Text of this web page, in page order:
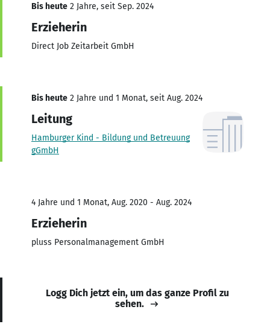
Bis heute 2 Jahre, seit Sep. 2024
Erzieherin
Direct Job Zeitarbeit GmbH
Bis heute 2 Jahre und 1 Monat, seit Aug. 2024
Leitung
Hamburger Kind - Bildung und Betreuung
gGmbH
4 Jahre und 1 Monat, Aug. 2020 - Aug. 2024
Erzieherin
pluss Personalmanagement GmbH
Logg Dich jetzt ein, um das ganze Profil zu
sehen.